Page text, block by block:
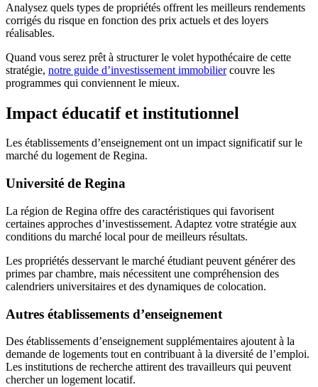
Analysez quels types de propriétés offrent les meilleurs rendements
corrigés du risque en fonction des prix actuels et des loyers
réalisables.
Quand vous serez prêt à structurer le volet hypothécaire de cette
stratégie, notre guide d’investissement immobiliercouvre les
programmes qui conviennent le mieux.
Impact éducatif et institutionnel
Les établissements d’enseignement ont un impact significatif sur le
marché du logement de Regina.
Université de Regina
La région de Regina offre des caractéristiques qui favorisent
certaines approches d’investissement. Adaptez votre stratégie aux
conditions du marché local pour de meilleurs résultats.
Les propriétés desservant le marché étudiant peuvent générer des
primes par chambre, mais nécessitent une compréhension des
calendriers universitaires et des dynamiques de colocation.
Autres établissements d’enseignement
Des établissements d’enseignement supplémentaires ajoutent à la
demande de logements tout en contribuant à la diversité de l’emploi.
Les institutions de recherche attirent des travailleurs qui peuvent
chercher un logement locatif.